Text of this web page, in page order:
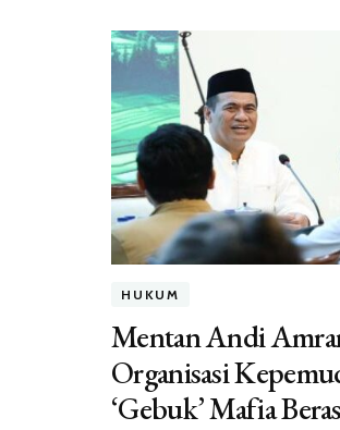
HUKUM
Mentan Andi
Organisasi
‘Gebuk’ Mafia